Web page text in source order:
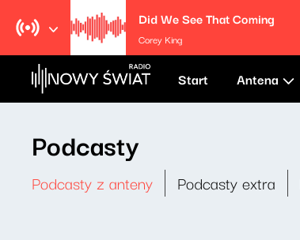
Did We See That Coming
Corey King
Start Antena
Podcasty
Podcasty z anteny Podcasty extra